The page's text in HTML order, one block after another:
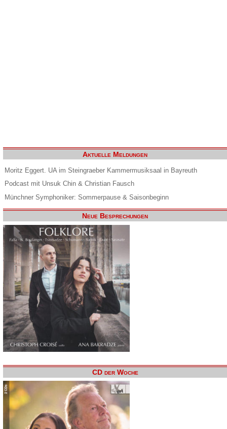
Aktuelle Meldungen
Moritz Eggert. UA im Steingraeber Kammermusiksaal in Bayreuth
Podcast mit Unsuk Chin & Christian Fausch
Münchner Symphoniker: Sommerpause & Saisonbeginn
Neue Besprechungen
CD der Woche